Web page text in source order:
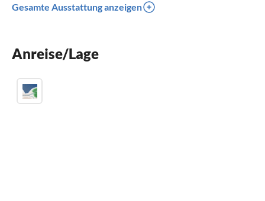
Kinderbett
Gesamte Ausstattung anzeigen
Anreise/Lage